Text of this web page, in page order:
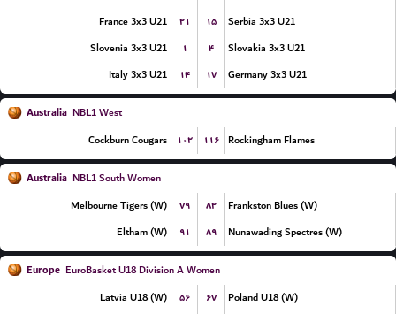
France 3x3 U21
۲۱ ۱۵
Serbia 3x3 U21
Slovenia 3x3 U21
۱ ۴
Slovakia 3x3 U21
Italy 3x3 U21
۱۴ ۱۷ Germany 3x3 U21
Australia NBL1 West
Cockburn Cougars
۱۰۲ ۱۱۶ Rockingham Flames
Australia NBL1 South Women
Melbourne Tigers (W)
۷۹ ۸۲
Frankston Blues (W)
Eltham (W)
۹۱ ۸۹ Nunawading Spectres (W)
Europe EuroBasket U18 Division A Women
Latvia U18 (W)
۵۶ ۶۷
Poland U18 (W)